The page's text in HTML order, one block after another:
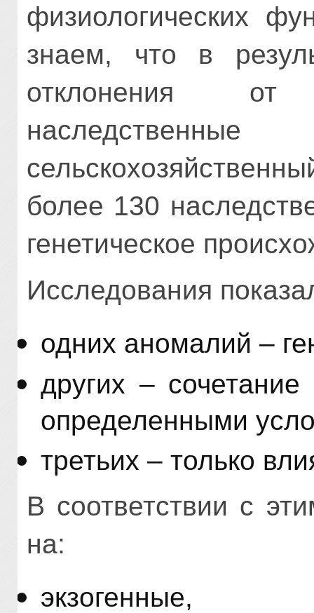
физиологических
знаем, что в
отклонения
более 130
генетическое
Исследования
одних аномалий –
других – сочетание
определенными
третьих – только
В соответствии с
на:
экзогенные,